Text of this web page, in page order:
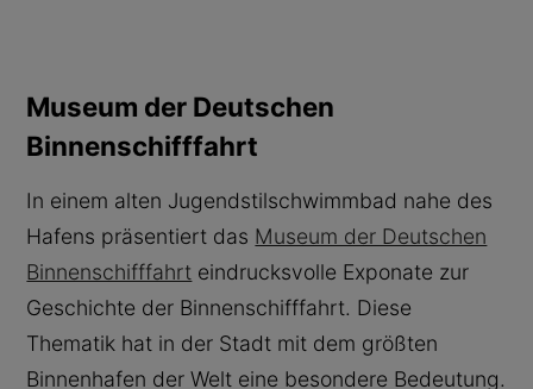
Museum der Deutschen
Binnenschifffahrt
In einem alten Jugendstilschwimmbad nahe des
Hafens präsentiert das Museum der Deutschen
Binnenschifffahrt eindrucksvolle Exponate zur
Geschichte der Binnenschifffahrt. Diese
Thematik hat in der Stadt mit dem größten
Binnenhafen der Welt eine besondere Bedeutung.